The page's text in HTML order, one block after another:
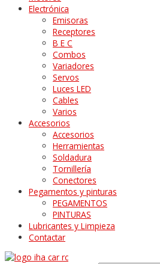
Electrónica
Emisoras
Receptores
B E C
Combos
Variadores
Servos
Luces LED
Cables
Varios
Accesorios
Accesorios
Herramientas
Soldadura
Tornillería
Conectores
Pegamentos y pinturas
PEGAMENTOS
PINTURAS
Lubricantes y Limpieza
Contactar